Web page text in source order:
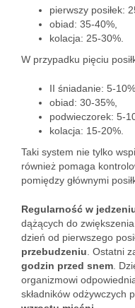
pierwszy posiłek:
obiad: 35-40%,
kolacja: 25-30%.
W przypadku pięciu
II śniadanie: 5-10%,
obiad: 30-35%,
podwieczorek: 5-
kolacja: 15-20%.
Taki system nie tylko
również pomaga
pomiędzy głównymi
Regularność w
dążących do
dzień od pierwszego
przebudzeniu . Ostatni
godzin przed snem .
organizmowi
składników odżywczych